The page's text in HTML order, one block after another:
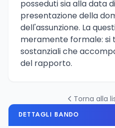
posseduti sia alla data
presentazione della
dell'assunzione. La
meramente formale: si
sostanziali che
del rapporto.
Torna alla
DETTAGLI BANDO